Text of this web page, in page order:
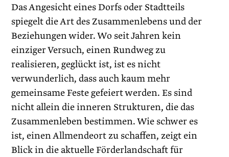
Das Angesicht eines Dorfs oder Stadtteils
spiegelt die Art des Zusammenlebens und der
Beziehungen wider. Wo seit Jahren kein
einziger Versuch, einen Rundweg zu
realisieren, geglückt ist, ist es nicht
verwunderlich, dass auch kaum mehr
gemeinsame Feste gefeiert werden. Es sind
nicht allein die inneren Strukturen, die das
Zusammenleben bestimmen. Wie schwer es
ist, einen Allmendeort zu schaffen, zeigt ein
Blick in die aktuelle Förderlandschaft für